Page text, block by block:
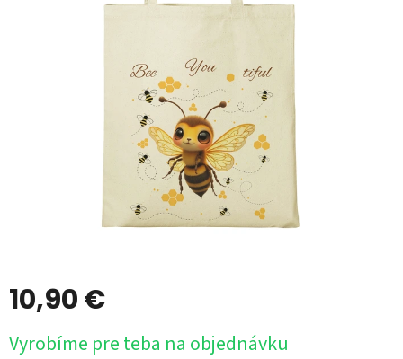
10,90 €
cena:
Vyrobíme pre teba na objednávku